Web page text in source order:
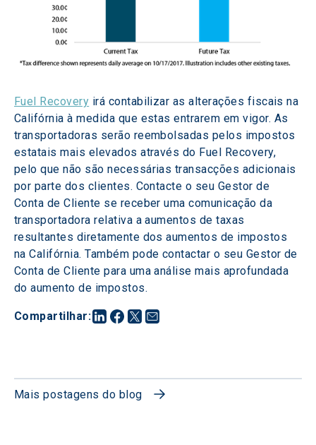
Compartilhar:
Fuel Recovery irá contabilizar as alterações fiscais na
Califórnia à medida que estas entrarem em vigor. As
transportadoras serão reembolsadas pelos impostos
estatais mais elevados através do Fuel Recovery,
pelo que não são necessárias transacções adicionais
por parte dos clientes. Contacte o seu Gestor de
Conta de Cliente se receber uma comunicação da
transportadora relativa a aumentos de taxas
resultantes diretamente dos aumentos de impostos
na Califórnia. Também pode contactar o seu Gestor de
Conta de Cliente para uma análise mais aprofundada
do aumento de impostos.
Mais postagens do blog